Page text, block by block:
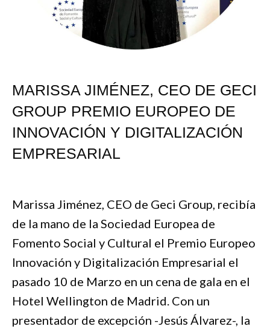
MARISSA JIMÉNEZ, CEO DE GECI
GROUP PREMIO EUROPEO DE
INNOVACIÓN Y DIGITALIZACIÓN
EMPRESARIAL
Marissa Jiménez, CEO de Geci Group, recibía
de la mano de la Sociedad Europea de
Fomento Social y Cultural el Premio Europeo
Innovación y Digitalización Empresarial el
pasado 10 de Marzo en un cena de gala en el
Hotel Wellington de Madrid. Con un
presentador de excepción -Jesús Álvarez-, la